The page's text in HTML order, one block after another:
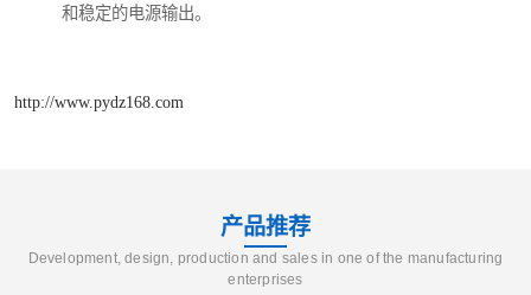
和稳定的电源输出。
http://www.pydz168.com
产品推荐
Development, design, production and sales in one of the manufacturing
enterprises